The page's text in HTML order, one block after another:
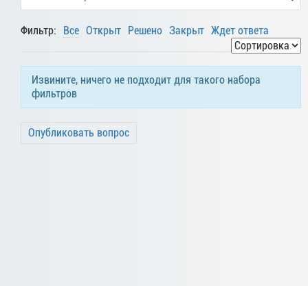
Фильтр: Все Открыт Решено Закрыт Ждет ответа
Извините, ничего не подходит для такого набора
фильтров
Опубликовать вопрос